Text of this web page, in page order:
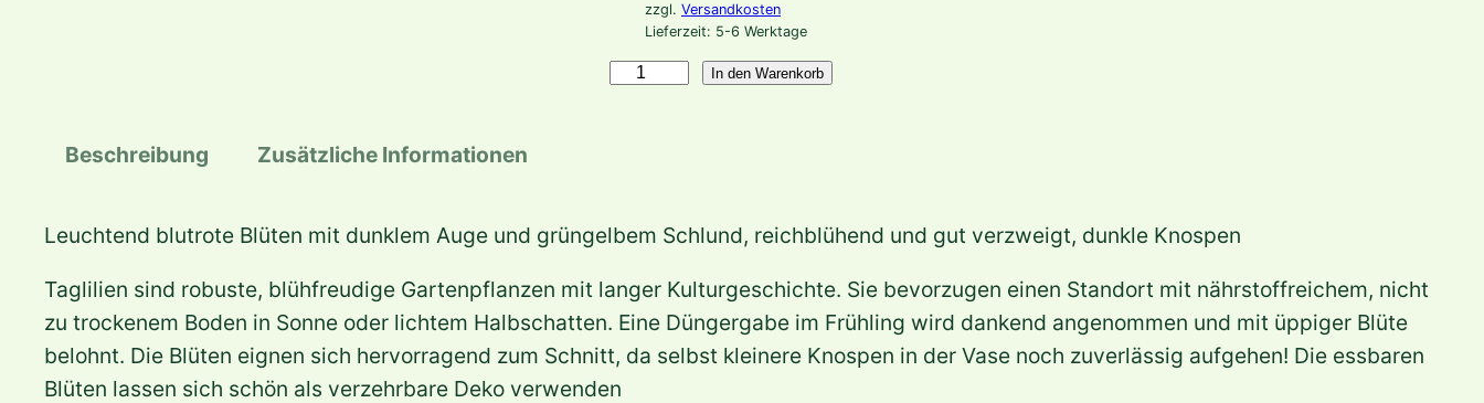
zzgl. Versandkosten
Lieferzeit: 5-6 Werktage
o
a
In den Warenkorb
Beschreibung Zusätzliche Informationen
Leuchtend blutrote Blüten mit dunklem Auge und grüngelbem Schlund, reichblühend und gut verzweigt, dunkle Knospen
Taglilien sind robuste, blühfreudige Gartenpflanzen mit langer Kulturgeschichte. Sie bevorzugen einen Standort mit nährstoffreichem, nicht
zu trockenem Boden in Sonne oder lichtem Halbschatten. Eine Düngergabe im Frühling wird dankend angenommen und mit üppiger Blüte
belohnt. Die Blüten eignen sich hervorragend zum Schnitt, da selbst kleinere Knospen in der Vase noch zuverlässig aufgehen! Die essbaren
Blüten lassen sich schön als verzehrbare Deko verwenden